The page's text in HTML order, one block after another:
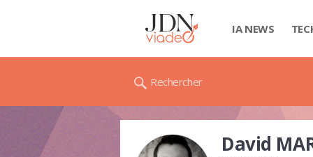
IA NEWS
Rechercher
David